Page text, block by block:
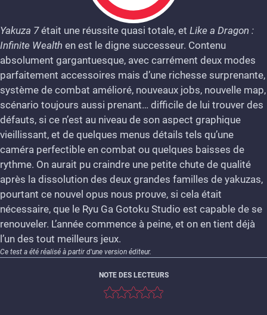
9
Yakuza 7était une réussite quasi totale, et Like a Dragon :
Infinite Wealth en est le digne successeur. Contenu
absolument gargantuesque, avec carrément deux modes
parfaitement accessoires mais d’une richesse surprenante,
système de combat amélioré, nouveaux jobs, nouvelle map,
scénario toujours aussi prenant… difficile de lui trouver des
défauts, si ce n’est au niveau de son aspect graphique
vieillissant, et de quelques menus détails tels qu’une
caméra perfectible en combat ou quelques baisses de
rythme. On aurait pu craindre une petite chute de qualité
après la dissolution des deux grandes familles de yakuzas,
pourtant ce nouvel opus nous prouve, si cela était
nécessaire, que le Ryu Ga Gotoku Studio est capable de se
renouveler. L’année commence à peine, et on en tient déjà
l’un des tout meilleurs jeux.
Ce test a été réalisé à partir d'une version éditeur.
NOTE DES LECTEURS